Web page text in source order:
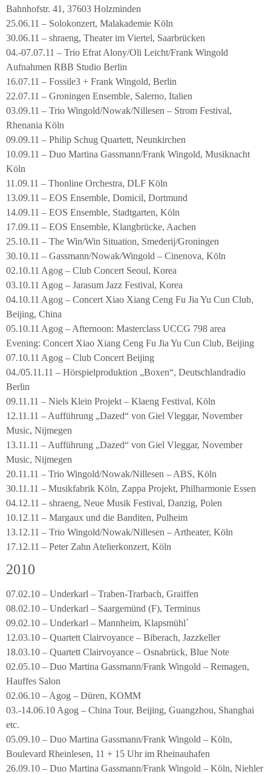
Bahnhofstr. 41, 37603 Holzminden
25.06.11 – Solokonzert, Malakademie Köln
30.06.11 – shraeng, Theater im Viertel, Saarbrücken
04.-07.07.11 – Trio Efrat Alony/Oli Leicht/Frank Wingold
Aufnahmen RBB Studio Berlin
16.07.11 – Fossile3 + Frank Wingold, Berlin
22.07.11 – Groningen Ensemble, Salerno, Italien
03.09.11 – Trio Wingold/Nowak/Nillesen – Strom Festival,
Rhenania Köln
09.09.11 – Philip Schug Quartett, Neunkirchen
10.09.11 – Duo Martina Gassmann/Frank Wingold, Musiknacht
Köln
11.09.11 – Thonline Orchestra, DLF Köln
13.09.11 – EOS Ensemble, Domicil, Dortmund
14.09.11 – EOS Ensemble, Stadtgarten, Köln
17.09.11 – EOS Ensemble, Klangbrücke, Aachen
25.10.11 – The Win/Win Situation, Smederij/Groningen
30.10.11 – Gassmann/Nowak/Wingold – Cinenova, Köln
02.10.11 Agog – Club Concert Seoul, Korea
03.10.11 Agog – Jarasum Jazz Festival, Korea
04.10.11 Agog – Concert Xiao Xiang Ceng Fu Jia Yu Cun Club,
Beijing, China
05.10.11 Agog – Afternoon: Masterclass UCCG 798 area
Evening: Concert Xiao Xiang Ceng Fu Jia Yu Cun Club, Beijing
07.10.11 Agog – Club Concert Beijing
04./05.11.11 – Hörspielproduktion „Boxen“, Deutschlandradio
Berlin
09.11.11 – Niels Klein Projekt – Klaeng Festival, Köln
12.11.11 – Aufführung „Dazed“ von Giel Vleggar, November
Music, Nijmegen
13.11.11 – Aufführung „Dazed“ von Giel Vleggar, November
Music, Nijmegen
20.11.11 – Trio Wingold/Nowak/Nillesen – ABS, Köln
30.11.11 – Musikfabrik Köln, Zappa Projekt, Philharmonie Essen
04.12.11 – shraeng, Neue Musik Festival, Danzig, Polen
10.12.11 – Margaux und die Banditen, Pulheim
13.12.11 – Trio Wingold/Nowak/Nillesen – Artheater, Köln
17.12.11 – Peter Zahn Atelierkonzert, Köln
2010
07.02.10 – Underkarl – Traben-Trarbach, Graiffen
08.02.10 – Underkarl – Saargemünd (F), Terminus
09.02.10 – Underkarl – Mannheim, Klapsmühl´
12.03.10 – Quartett Clairvoyance – Biberach, Jazzkeller
18.03.10 – Quartett Clairvoyance – Osnabrück, Blue Note
02.05.10 – Duo Martina Gassmann/Frank Wingold – Remagen,
Hauffes Salon
02.06.10 – Agog – Düren, KOMM
03.-14.06.10 Agog – China Tour, Beijing, Guangzhou, Shanghai
etc.
05.09.10 – Duo Martina Gassmann/Frank Wingold – Köln,
Boulevard Rheinlesen, 11 + 15 Uhr im Rheinauhafen
26.09.10 – Duo Martina Gassmann/Frank Wingold – Köln, Niehler